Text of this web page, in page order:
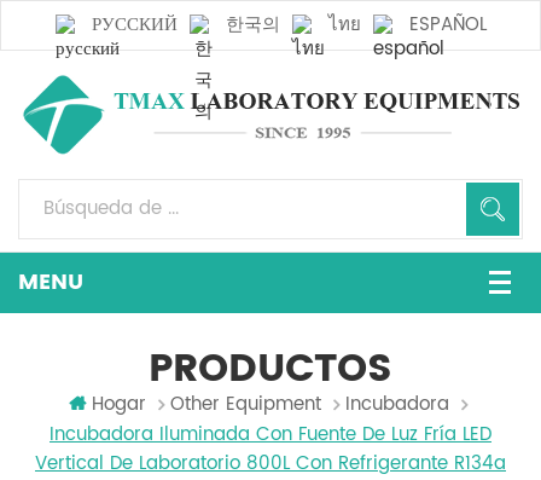
РУССКИЙ 한국의 ไทย ESPAÑOL
PRODUCTOS
Hogar Other Equipment
Incubadora
Incubadora Iluminada Con Fuente De Luz Fría LED
Vertical De Laboratorio 800L Con Refrigerante R134a